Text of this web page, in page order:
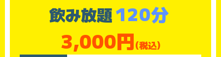
飲み放題120分
3,000円(税込)